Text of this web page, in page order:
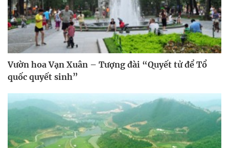
Vườn hoa Vạn Xuân – Tượng đài “Quyết tử để Tổ
quốc quyết sinh”